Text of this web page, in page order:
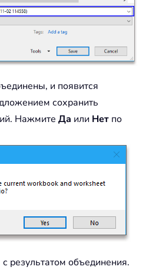
и появится
сохранить
Нажмите Да или Нет по
результатом объединения.